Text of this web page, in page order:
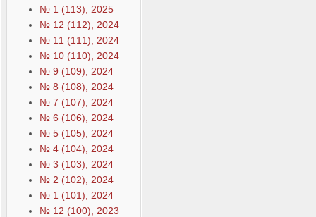
№ 1 (113), 2025
№ 12 (112), 2024
№ 11 (111), 2024
№ 10 (110), 2024
№ 9 (109), 2024
№ 8 (108), 2024
№ 7 (107), 2024
№ 6 (106), 2024
№ 5 (105), 2024
№ 4 (104), 2024
№ 3 (103), 2024
№ 2 (102), 2024
№ 1 (101), 2024
№ 12 (100), 2023